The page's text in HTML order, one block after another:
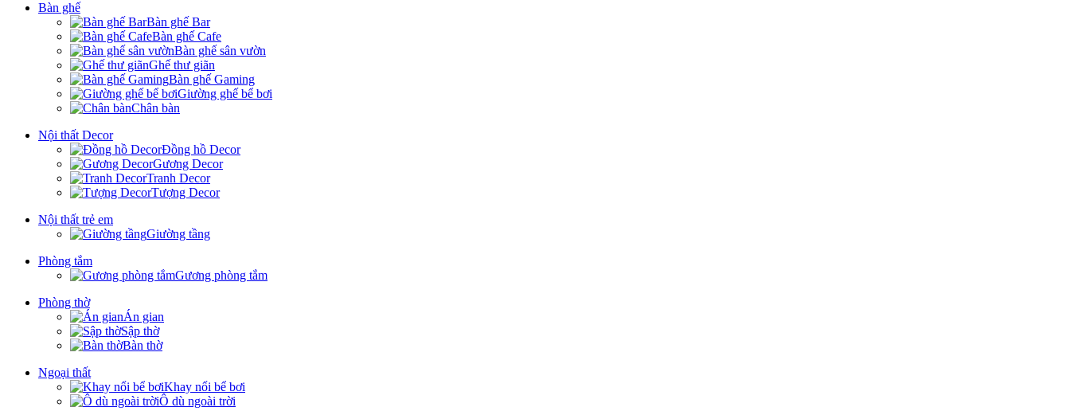
Bàn ghế
Bàn ghế Bar
Bàn ghế Cafe
Bàn ghế sân vườn
Ghế thư giãn
Bàn ghế Gaming
Giường ghế bể bơi
Chân bàn
Nội thất Decor
Đồng hồ Decor
Gương Decor
Tranh Decor
Tượng Decor
Nội thất trẻ em
Giường tầng
Phòng tắm
Gương phòng tắm
Phòng thờ
Án gian
Sập thờ
Bàn thờ
Ngoại thất
Khay nổi bể bơi
Ô dù ngoài trời